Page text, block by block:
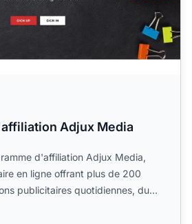
Adjux Media
d'affiliation Adjux Media,
en ligne offrant plus de 200
publicitaires quotidiennes, du